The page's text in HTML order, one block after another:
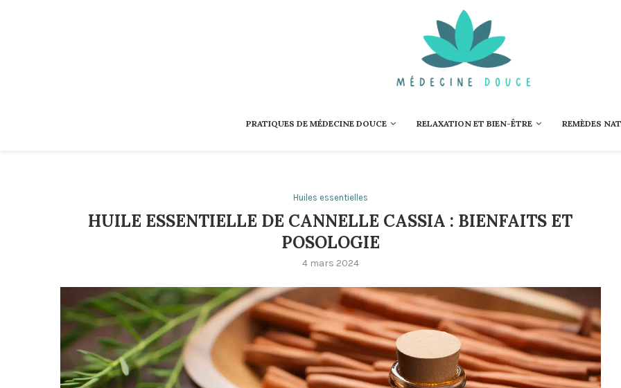
PRATIQUES DE MÉDECINE DOUCE RELAXATION ET BIEN-ÊTRE REMÈDES
Huiles essentielles
HUILE ESSENTIELLE DE CANNELLE CASSIA : BIENFAITS ET
POSOLOGIE
4 mars 2024